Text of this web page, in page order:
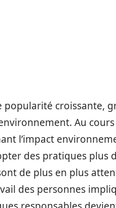
croissante,
Au
l’impact
des pratiques plus
de plus en plus
des personnes